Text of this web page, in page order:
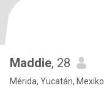
Maddie, 28
Mérida, Yucatán, Mexiko